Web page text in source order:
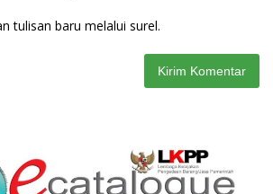
tulisan baru melalui surel.